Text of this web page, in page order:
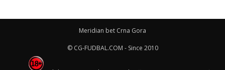
Meridian bet Crna Gora
© CG-FUDBAL.COM - Since 2010